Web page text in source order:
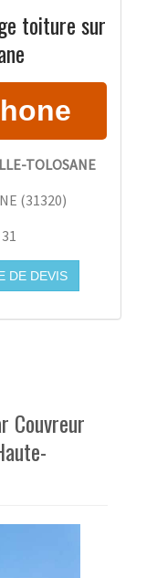
toiture sur
TOLOSANE
(31320)
DE DEVIS
Couvreur